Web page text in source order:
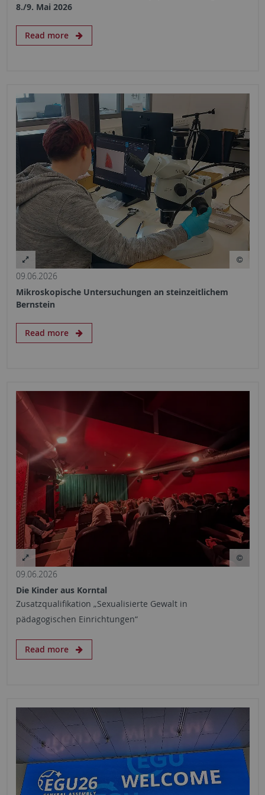
8./9. Mai 2026
Read more
09.06.2026
Mikroskopische Untersuchungen an steinzeitlichem
Bernstein
Read more
09.06.2026
Die Kinder aus Korntal
Zusatzqualifikation „Sexualisierte Gewalt in
pädagogischen Einrichtungen“
Read more